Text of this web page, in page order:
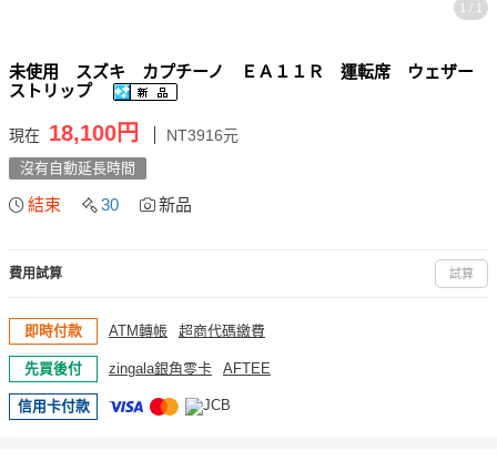
1 / 1
未使用 スズキ カプチーノ ＥＡ１１Ｒ 運転席 ウェザー
ストリップ
現在 18,100円 NT3916元
沒有自動延長時間
結束 30 新品
費用試算 試算
即時付款 ATM轉帳 超商代碼繳費
先買後付 zingala銀角零卡 AFTEE
信用卡付款